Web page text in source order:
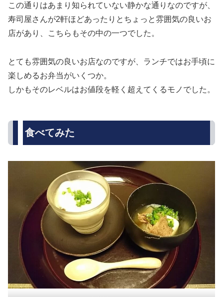
この通りはあまり知られていない静かな通りなのですが、
寿司屋さんが2軒ほどあったりとちょっと雰囲気の良いお
店があり、こちらもその中の一つでした。
とても雰囲気の良いお店なのですが、ランチではお手頃に
楽しめるお弁当がいくつか。
しかもそのレベルはお値段を軽く超えてくるモノでした。
食べてみた